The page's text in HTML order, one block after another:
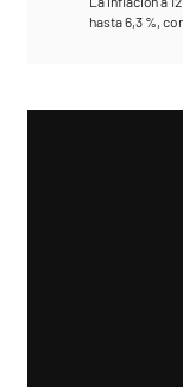
hasta 6,3 %,